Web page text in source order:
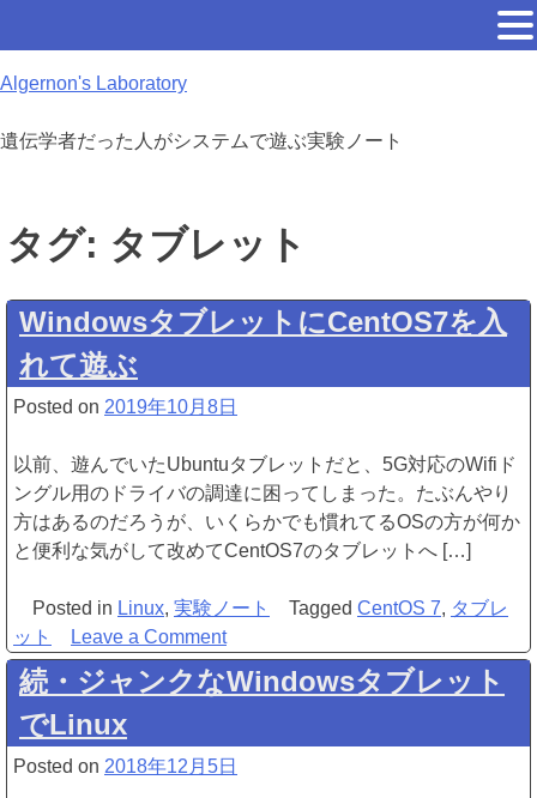
to
Algernon's Laboratory
遺伝学者だった人がシステムで遊ぶ実験ノート
タグ: タブレット
WindowsタブレットにCentOS7を入
れて遊ぶ
Posted on 2019年10月8日
以前、遊んでいたUbuntuタブレットだと、5G対応のWifiド
ングル用のドライバの調達に困ってしまった。たぶんやり
方はあるのだろうが、いくらかでも慣れてるOSの方が何か
と便利な気がして改めてCentOS7のタブレットへ […]
Posted in Linux, 実験ノート Tagged CentOS 7, タブレ
ット
Leave a Commenton
Windows
タ
レ
ッ
続・ジャンクなWindowsタブレット
でLinux
Posted on 2018年12月5日